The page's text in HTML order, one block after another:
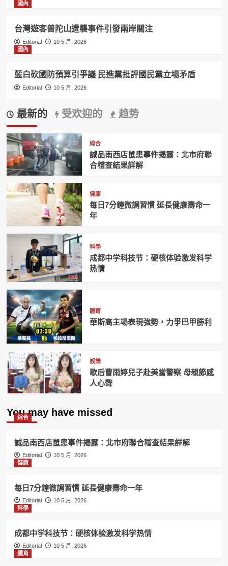
國內
台灣遊客普陀山遭襲事件引發兩岸關注
Editorial
10 5 月, 2026
國內
藍白砍國防預算引爭議 民進黨批評國民黨立場矛盾
Editorial 10 5 月, 2026
最新的 受欢迎的 趋势
綜合
誠品南西店鼠患事件揭露：北市府聯
合稽查結果詳解
健康
每日7分鐘微調習慣 延長健康壽命一
年
科學
成都中学科技节：硬核体验激发科学
热情
體育
華斯高主場表現強勢，力爭巴甲勝利
娛樂
歌后曹雨婷兒子赴美當警察 母親節感
人心聲
You may have missed
綜合
誠品南西店鼠患事件揭露：北市府聯合稽查結果詳解
Editorial
10 5 月, 2026
健康
每日7分鐘微調習慣 延長健康壽命一年
Editorial
10 5 月, 2026
科學
成都中学科技节：硬核体验激发科学热情
Editorial
10 5 月, 2026
體育